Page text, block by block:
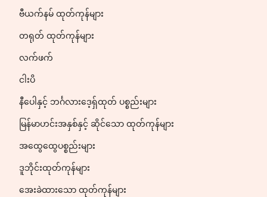
ဗီယက်နမ် ထုတ်ကုန်များ
တရုတ် ထုတ်ကုန်များ
လက်ဖက်
ငါးပိ
နီပေါနှင့် ဘင်္ဂလားဒေ့ရှ်ထုတ် ပစ္စည်းများ
မြန်မာဟင်းအနှစ်နှင့် ဆိုင်သော ထုတ်ကုန်များ
အထွေထွေပစ္စည်းများ
ဒူဘိုင်းထုတ်ကုန်များ
အေးခဲထားသော ထုတ်ကုန်များ